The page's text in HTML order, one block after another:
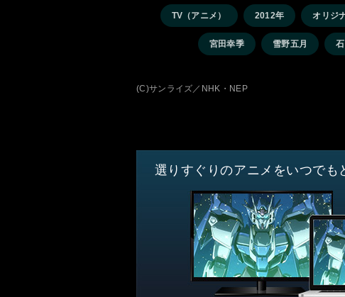
TV（アニメ） 2012年 オリジ
宮田幸季 雪野五月
(C)サンライズ／NHK・NEP
選りすぐりのアニメをいつでも